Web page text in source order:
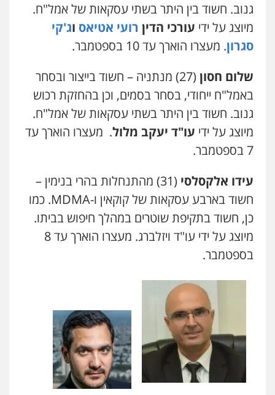
גנוב. חשוד בין היתר בשתי עסקאות של אמל"ח.
מיוצג על ידי עורכי הדין רועי אטיאס וג'קי
סגרון. מעצרו הוארך עד 10 בספטמבר.
שלום חסון
(27) מנתניה – חשוד בייצור ובסחר
באמל"ח ייחודי, בסחר בסמים, וכן בהחזקת רכוש
גנוב. חשוד בין היתר בשתי עסקאות של אמל"ח.
מיוצג על ידי עו"ד יעקב מלול. מעצרו הוארך עד
7 בספטמבר.
עידו אלקסלסי
(31) מהתנחלות בהרי בנימין –
חשוד בארבע עסקאות של קוקאין ו-MDMA. כמו
כן, חשוד בתקיפת שוטרים במהלך חיפוש בביתו.
מיוצג על ידי עו"ד ויזלברג. מעצרו הוארך עד 8
בספטמבר.